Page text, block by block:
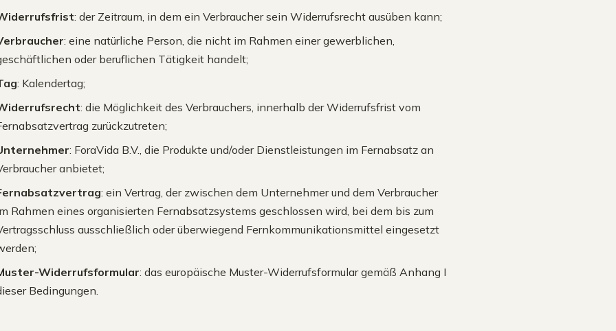
: der Zeitraum, in dem ein Verbraucher sein Widerrufsrecht ausüben kann;
: eine natürliche Person, die nicht im Rahmen einer gewerblichen,
oder beruflichen Tätigkeit handelt;
: Kalendertag;
: die Möglichkeit des Verbrauchers, innerhalb der Widerrufsfrist vom
zurückzutreten;
: ForaVida B.V., die Produkte und/oder Dienstleistungen im Fernabsatz an
anbietet;
: ein Vertrag, der zwischen dem Unternehmer und dem Verbraucher
Rahmen eines organisierten Fernabsatzsystems geschlossen wird, bei dem bis zum
ausschließlich oder überwiegend Fernkommunikationsmittel eingesetzt
Widerrufsformular: das europäische Muster-Widerrufsformular gemäß Anhang I
Bedingungen.